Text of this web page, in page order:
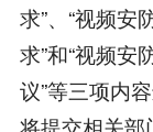
求”、“视频安
求”和“视频安
议”等三项内
将提交相关部